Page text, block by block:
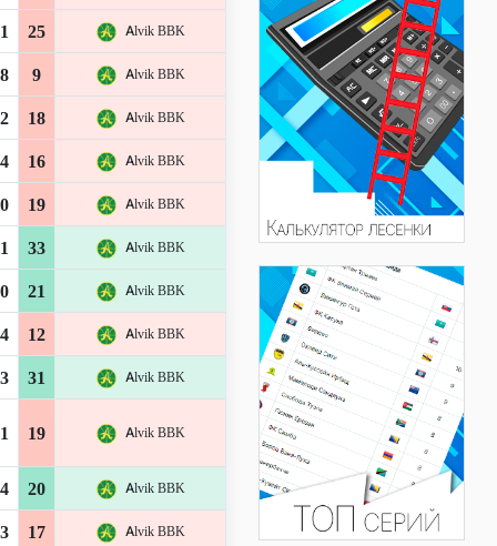
25 Alvik BBK
9 Alvik BBK
18 Alvik BBK
16 Alvik BBK
19 Alvik BBK
33 Alvik BBK
21 Alvik BBK
12 Alvik BBK
31 Alvik BBK
19 Alvik BBK
20 Alvik BBK
17 Alvik BBK